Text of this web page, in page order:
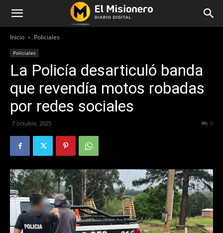
Inicio Policiales
Policiales
La Policía desarticuló banda
que revendía motos robadas
por redes sociales
7 octubre, 2025 0